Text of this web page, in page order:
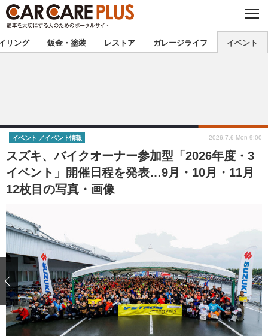
C
O
S
E
★カーケアプラス認定★ 厳選プロショップを地域から探す
甲信越 北陸
東海 関西
中国
注目の記事
ショップレポート 愛車 File
自動車豆知識 ストップ！不具合修理＆粗悪修理
鈑金・塗装
ディテイリング
ディテイリング 洗車
ヘッドライト磨き コーティング
鈑金・塗装
小キズ直し 防錆
特集記事
リング 鈑金・塗装 レストア ガレージライフ イベント
スズキ、バイクオーナー参加型「2026年度・3
イベント」開催日程を発表…9月・10月・11月
12枚目の写真・画像
イベント イベント情報 2026.7.6 Mon 9:00